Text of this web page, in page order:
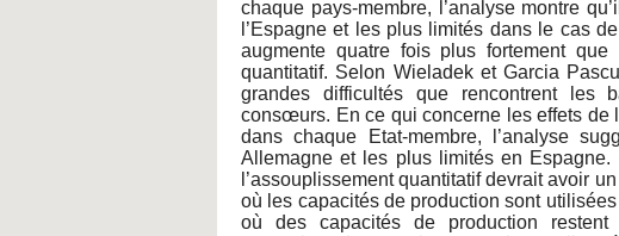
chaque pays-membre, l’analyse montre
l’Espagne et les plus limités dans le cas
augmente quatre fois plus fortement
quantitatif. Selon Wieladek et Garcia
grandes difficultés que rencontrent les
consœurs. En ce qui concerne les effets de
dans chaque Etat-membre, l’analyse
Allemagne et les plus limités en
l’assouplissement quantitatif devrait avoir
où les capacités de production sont
où des capacités de production